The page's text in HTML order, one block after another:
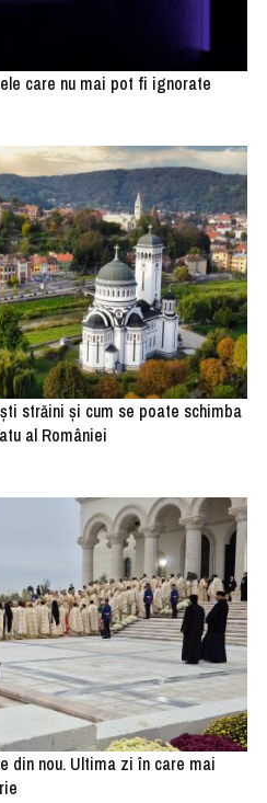
care nu mai pot fi ignorate
străini şi cum se poate schimba
al României
din nou. Ultima zi în care mai